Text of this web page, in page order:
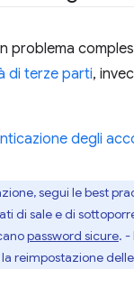
problema
di terze parti,
degli
segui le best
di sale e di
password sicure. -
reimpostazione